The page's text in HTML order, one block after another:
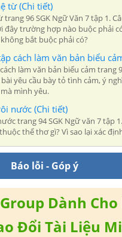
từ (Chi tiết)
96 SGK Ngữ Văn 7 tập 1.
đây trường hợp nào buộc phải
bắt buộc phải có?
cách làm văn bản biểu
làm văn bản biểu cảm trang
yêu cầu bày tỏ tình cảm, ý
mình yêu.
nước (Chi tiết)
trang 94 SGK Ngữ văn 7 tập
thể thơ gì? Vì sao lại xác
Báo lỗi - Góp ý
Dành Cho
Đổi Tài Liệu